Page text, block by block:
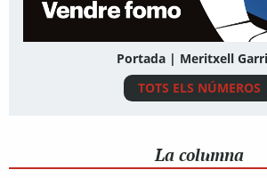
Portada | Meritxell
TOTS ELS NÚMEROS
La columna